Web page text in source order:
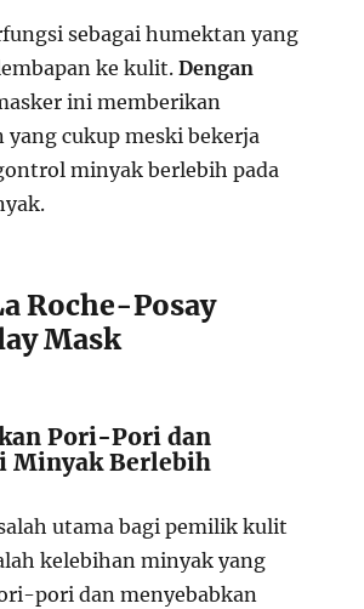
sebagai humektan yang
ke kulit.Dengan
ini memberikan
yang cukup meski bekerja
minyak berlebih pada
Roche-Posay
Mask
Pori-Pori dan
Minyak Berlebih
utama bagi pemilik kulit
kelebihan minyak yang
pori dan menyebabkan